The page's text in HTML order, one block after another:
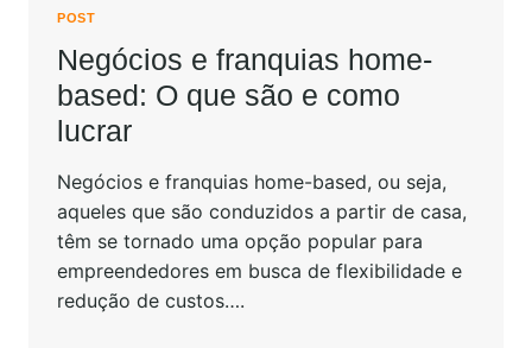
POST
Negócios e franquias home-
based: O que são e como
lucrar
Negócios e franquias home-based, ou seja,
aqueles que são conduzidos a partir de casa,
têm se tornado uma opção popular para
empreendedores em busca de flexibilidade e
redução de custos….